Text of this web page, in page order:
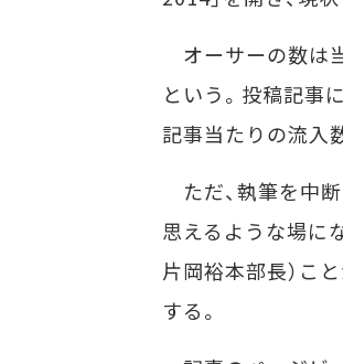
オーサーの数は
という。投稿記事
記事当たりの流入
ただ、執筆を中
思えるような場に
片岡裕本部長）こ
する。